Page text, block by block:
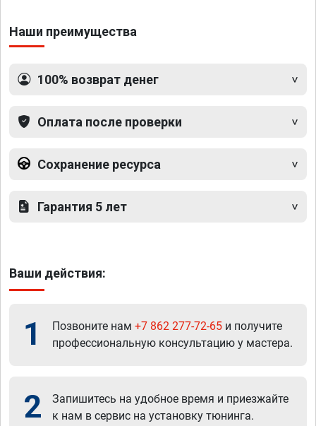
Наши преимущества
100% возврат денег
Оплата после проверки
Сохранение ресурса
Гарантия 5 лет
Ваши действия:
1 Позвоните нам +7 862 277-72-65 и получите
профессиональную консультацию у мастера.
2
Запишитесь на удобное время и приезжайте
к нам в сервис на установку тюнинга.